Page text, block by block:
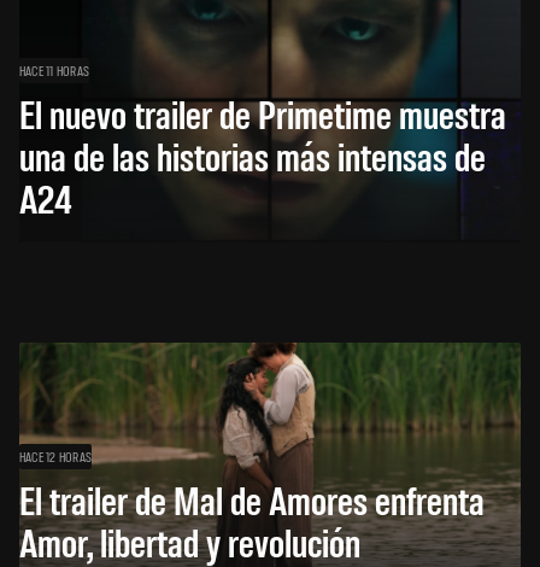
HACE 11 HORAS
El nuevo trailer de Primetime muestra
una de las historias más intensas de
A24
HACE 12 HORAS
El trailer de Mal de Amores enfrenta
Amor, libertad y revolución